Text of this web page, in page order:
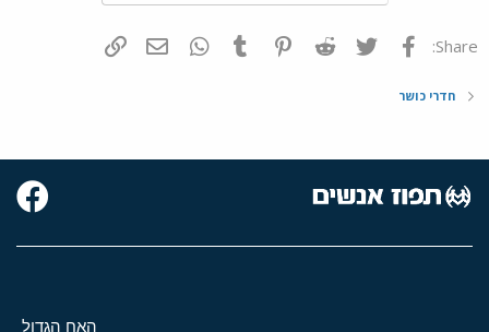
Share: פייסבוק Twitter
Reddit
Pinterest
Tumblr
WhatsAppדואר אלקטרוני
חדרי כושר
האח הגדול